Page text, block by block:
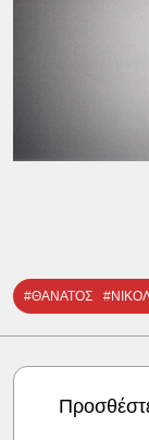
#ΘΑΝΑΤΟΣ